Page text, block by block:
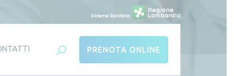
PRENOTA ONLINE